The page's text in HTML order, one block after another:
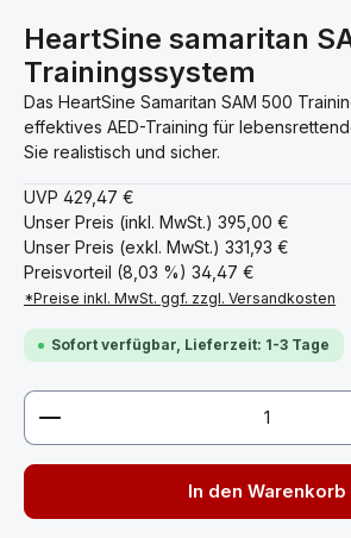
HeartSine samaritan
Trainingssystem
Das HeartSine Samaritan SAM 500
effektives AED-Training für
Sie realistisch und sicher.
UVP 429,47 €
Unser Preis (inkl. MwSt.) 395,00 €
Unser Preis (exkl. MwSt.) 331,93 €
Preisvorteil (8,03 %) 34,47 €
*Preise inkl. MwSt. ggf. zzgl. Versandkosten
Sofort verfügbar, Lieferzeit: 1-3 Tage
Produkt Anzahl: Gib den
In den Warenkorb